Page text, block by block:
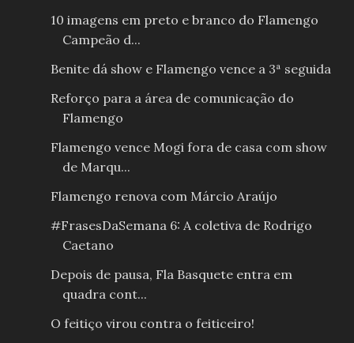
10 imagens em preto e branco do Flamengo
Campeão d...
Benite dá show e Flamengo vence a 3ª seguida
Reforço para a área de comunicação do
Flamengo
Flamengo vence Mogi fora de casa com show
de Marqu...
Flamengo renova com Márcio Araújo
#FrasesDaSemana 6: A coletiva de Rodrigo
Caetano
Depois de pausa, Fla Basquete entra em
quadra cont...
O feitiço virou contra o feiticeiro!